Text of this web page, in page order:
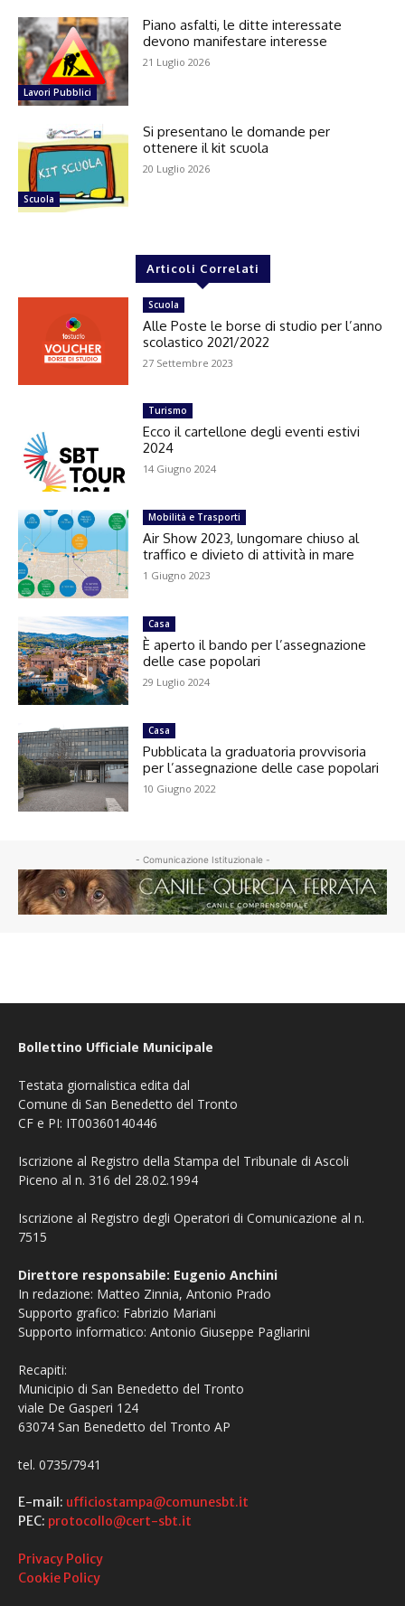
Lavori Pubblici
Piano asfalti, le ditte interessate
devono manifestare interesse
21 Luglio 2026
Scuola
Si presentano le domande per
ottenere il kit scuola
20 Luglio 2026
Articoli Correlati
Scuola
Alle Poste le borse di studio per l’anno
scolastico 2021/2022
27 Settembre 2023
Turismo
Ecco il cartellone degli eventi estivi
2024
14 Giugno 2024
Mobilità e Trasporti
Air Show 2023, lungomare chiuso al
traffico e divieto di attività in mare
1 Giugno 2023
Casa
È aperto il bando per l’assegnazione
delle case popolari
29 Luglio 2024
Casa
Pubblicata la graduatoria provvisoria
per l’assegnazione delle case popolari
10 Giugno 2022
- Comunicazione Istituzionale -
Bollettino Ufficiale Municipale
Testata giornalistica edita dal
Comune di San Benedetto del Tronto
CF e PI: IT00360140446
Iscrizione al Registro della Stampa del Tribunale di Ascoli
Piceno al n. 316 del 28.02.1994
Iscrizione al Registro degli Operatori di Comunicazione al n.
7515
Direttore responsabile: Eugenio Anchini
In redazione: Matteo Zinnia, Antonio Prado
Supporto grafico: Fabrizio Mariani
Supporto informatico: Antonio Giuseppe Pagliarini
Recapiti:
Municipio di San Benedetto del Tronto
viale De Gasperi 124
63074 San Benedetto del Tronto AP
tel. 0735/7941
E-mail: ufficiostampa@comunesbt.it
PEC: protocollo@cert-sbt.it
Privacy Policy
Cookie Policy